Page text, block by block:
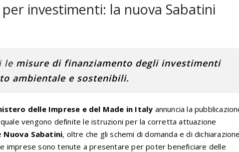
investimenti: la nuova Sabatini
le misure di finanziamento degli investimenti
ambientale e sostenibili.
delle Imprese e del Made in Italy annuncia la
vengono definite le istruzioni per la corretta attuazione
Nuova Sabatini, oltre che gli schemi di domanda e di
imprese sono tenute a presentare per poter beneficiare delle